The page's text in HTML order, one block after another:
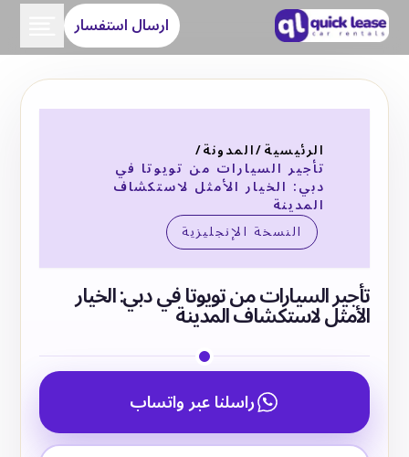
ارسال استفسار
الرئيسية/المدونة/
تأجير السيارات من تويوتا في
دبي: الخيار الأمثل لاستكشاف
المدينة
النسخة الإنجليزية
تأجير السيارات من تويوتا في دبي: الخيار
الأمثل لاستكشاف المدينة
راسلنا عبر واتساب